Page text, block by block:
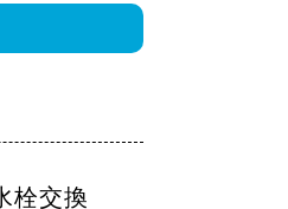
栓交換